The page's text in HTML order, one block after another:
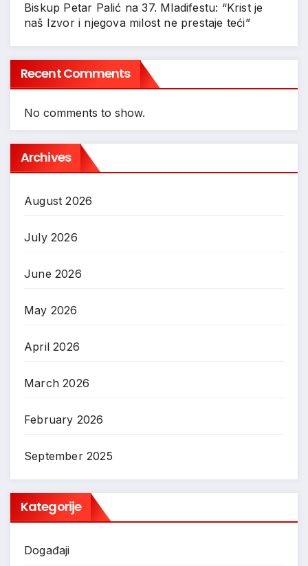
Biskup Petar Palić na 37. Mladifestu: “Krist je
naš Izvor i njegova milost ne prestaje teći”
Recent Comments
No comments to show.
Archives
August 2026
July 2026
June 2026
May 2026
April 2026
March 2026
February 2026
September 2025
Kategorije
Događaji